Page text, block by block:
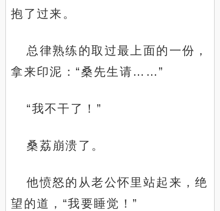
抱了过来。
总律熟练的取过最上面的一份，
拿来印泥：“桑先生请……”
“我不干了！”
桑荔崩溃了。
他愤怒的从老公怀里站起来，绝
望的道，“我要睡觉！”